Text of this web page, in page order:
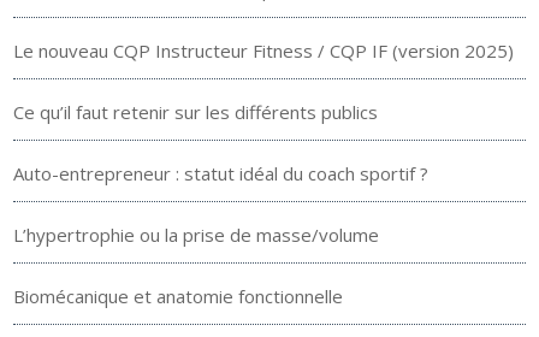
Le nouveau CQP Instructeur Fitness / CQP IF (version 2025)
Ce qu’il faut retenir sur les différents publics
Auto-entrepreneur : statut idéal du coach sportif ?
L’hypertrophie ou la prise de masse/volume
Biomécanique et anatomie fonctionnelle